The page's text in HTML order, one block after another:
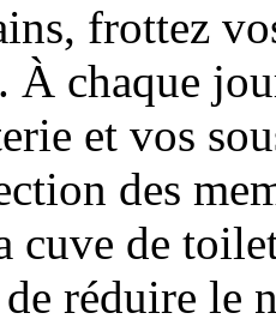
frottez
À chaque
et vos
des
cuve de
réduire le